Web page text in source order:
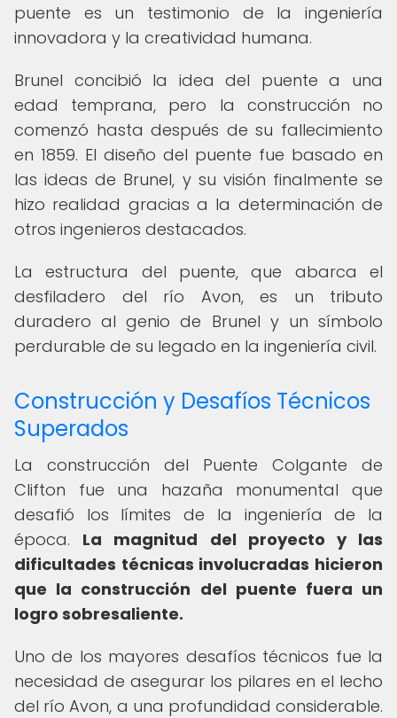
puente es un testimonio de la ingeniería
innovadora y la creatividad humana.
Brunel concibió la idea del puente a una
edad temprana, pero la construcción no
comenzó hasta después de su fallecimiento
en 1859. El diseño del puente fue basado en
las ideas de Brunel, y su visión finalmente se
hizo realidad gracias a la determinación de
otros ingenieros destacados.
La estructura del puente, que abarca el
desfiladero del río Avon, es un tributo
duradero al genio de Brunel y un símbolo
perdurable de su legado en la ingeniería civil.
Construcción y Desafíos Técnicos
Superados
La construcción del Puente Colgante de
Clifton fue una hazaña monumental que
desafió los límites de la ingeniería de la
época. La magnitud del proyecto y las
dificultades técnicas involucradas hicieron
que la construcción del puente fuera un
logro sobresaliente.
Uno de los mayores desafíos técnicos fue la
necesidad de asegurar los pilares en el lecho
del río Avon, a una profundidad considerable.